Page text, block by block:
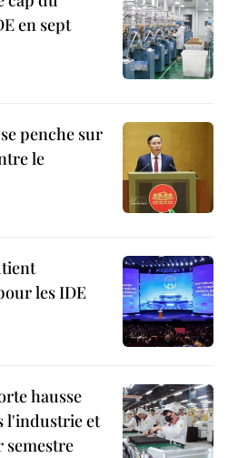
en sept
penche sur
le
les IDE
hausse
l'industrie et